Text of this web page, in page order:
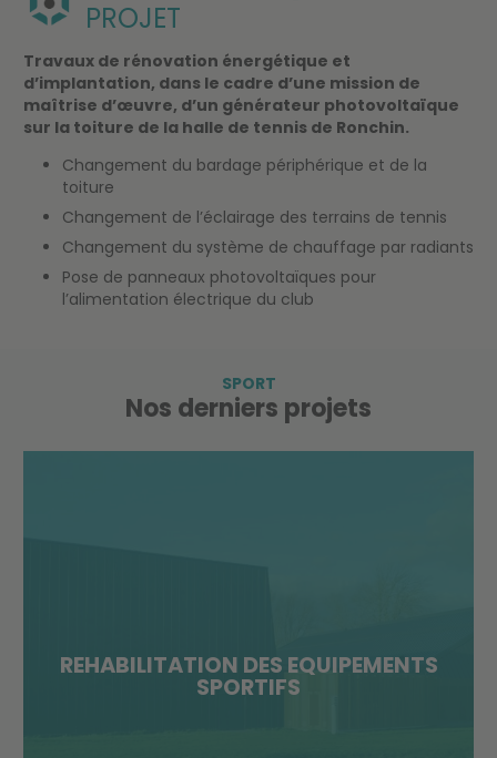
PROJET
Travaux de rénovation énergétique et
d’implantation, dans le cadre d’une mission de
maîtrise d’œuvre, d’un générateur photovoltaïque
sur la toiture de la halle de tennis de Ronchin.
Changement du bardage périphérique et de la
toiture
Changement de l’éclairage des terrains de tennis
Changement du système de chauffage par radiants
Pose de panneaux photovoltaïques pour
l’alimentation électrique du club
SPORT
Nos derniers projets
REHABILITATION DES EQUIPEMENTS
SPORTIFS